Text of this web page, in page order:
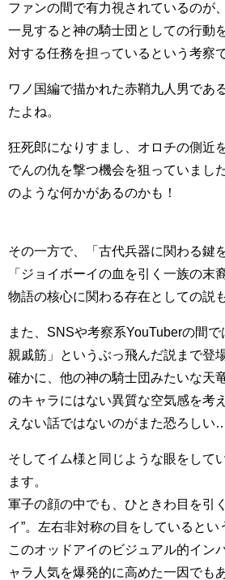
ファンの間で有力視されているのが
一見すると神の騎士団としての行動
対する任務を担っているという考察で
ワノ国編で描かれた赤鞘九人男であ
たよね。
狂死郎になりすまし、オロチの側近
でんの仇を撃つ機会を狙っていまし
のような何かがあるのかも！
その一方で、「古代兵器に関わる鍵
「ジョイボーイの血を引く一族の末
物語の核心に関わる存在としての説
また、SNSや考察系YouTuberの間
親戚筋」というぶっ飛んだ説まで登
確かに、他の神の騎士団みたいな天
のキャラにはない異質な空気感を考
えない話ではないのがまた恐ろしい…
そしてイム様と同じような眼をして
ます。
軍子の顔の中でも、ひときわ目を引
イ”。左右非対称の目をしているとい
このオッドアイのビジュアル的イン
ャラ人気を爆発的に高めた一因でも